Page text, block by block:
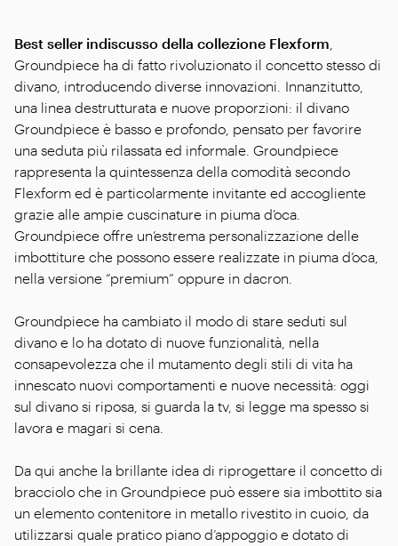
Best seller indiscusso della collezione Flexform
Groundpiece ha di fatto rivoluzionato il concetto stesso di
divano, introducendo diverse innovazioni. Innanzitutto,
una linea destrutturata e nuove proporzioni: il divano
Groundpiece è basso e profondo, pensato per favorire
una seduta più rilassata ed informale. Groundpiece
rappresenta la quintessenza della comodità secondo
Flexform ed è particolarmente invitante ed accogliente
grazie alle ampie cuscinature in piuma d’oca.
Groundpiece offre un’estrema personalizzazione delle
imbottiture che possono essere realizzate in piuma d’oca,
nella versione “premium” oppure in dacron.
Groundpiece ha cambiato il modo di stare seduti sul
divano e lo ha dotato di nuove funzionalità, nella
consapevolezza che il mutamento degli stili di vita ha
innescato nuovi comportamenti e nuove necessità: oggi
sul divano si riposa, si guarda la tv, si legge ma spesso si
lavora e magari si cena.
Da qui anche la brillante idea di riprogettare il concetto di
bracciolo che in Groundpiece può essere sia imbottito sia
un elemento contenitore in metallo rivestito in cuoio, da
utilizzarsi quale pratico piano d’appoggio e dotato di